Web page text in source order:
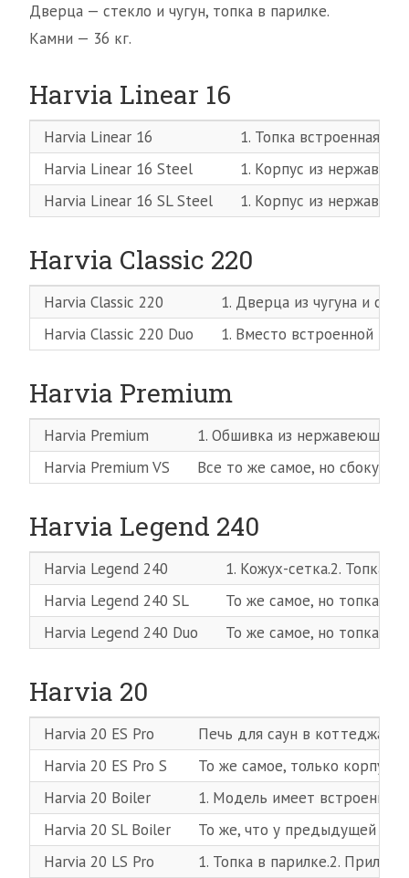
Дверца — стекло и чугун, топка в парилке.
Камни — 36 кг.
Harvia Linear 16
Harvia Linear 16
1. Топка встроенная.2.
Harvia Linear 16 Steel
1. Корпус из
Harvia Linear 16 SL Steel
1. Корпус из
Harvia Classic 220
Harvia Classic 220
1. Дверца из чугуна и
Harvia Classic 220 Duo
1. Вместо встроенной
Harvia Premium
Harvia Premium
1. Обшивка из нержавеющей
Harvia Premium VS
Все то же самое, но сбоку
Harvia Legend 240
Harvia Legend 240
1. Кожух-сетка.2. Топка
Harvia Legend 240 SL
То же самое, но топка
Harvia Legend 240 Duo
То же самое, но топка
Harvia 20
Harvia 20 ES Pro
Печь для саун в коттеджах1.
Harvia 20 ES Pro S
То же самое, только корпус
Harvia 20 Boiler
1. Модель имеет встроенный
Harvia 20 SL Boiler
То же, что у предыдущей
Harvia 20 LS Pro
1. Топка в парилке.2.